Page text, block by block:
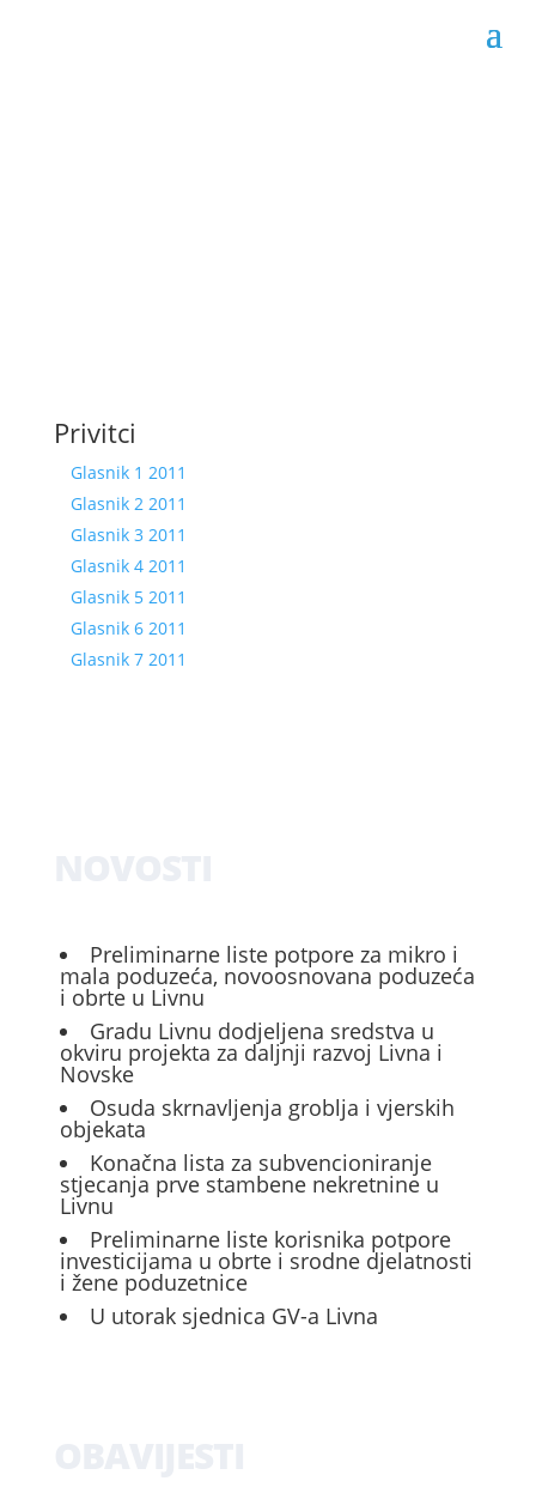
Privitci
Glasnik 1 2011
Glasnik 2 2011
Glasnik 3 2011
Glasnik 4 2011
Glasnik 5 2011
Glasnik 6 2011
Glasnik 7 2011
Preliminarne liste potpore za mikro i
mala poduzeća, novoosnovana poduzeća
i obrte u Livnu
Gradu Livnu dodjeljena sredstva u
okviru projekta za daljnji razvoj Livna i
Novske
Osuda skrnavljenja groblja i vjerskih
objekata
Konačna lista za subvencioniranje
stjecanja prve stambene nekretnine u
Livnu
Preliminarne liste korisnika potpore
investicijama u obrte i srodne djelatnosti
i žene poduzetnice
U utorak sjednica GV-a Livna